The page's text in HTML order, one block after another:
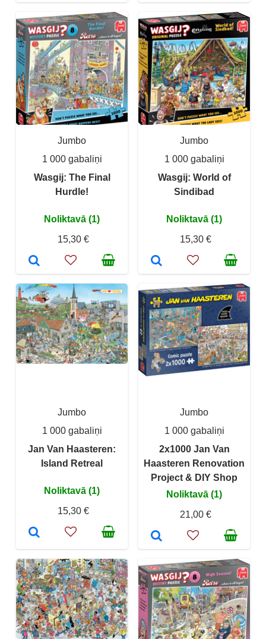
Jumbo
1 000 gabaliņi
Wasgij: The Final
Hurdle!
Noliktavā (1)
15,30 €
Jumbo
1 000 gabaliņi
Wasgij: World of
Sindibad
Noliktavā (1)
15,30 €
Jumbo
1 000 gabaliņi
Jan Van Haasteren:
Island Retreal
Noliktavā (1)
15,30 €
Jumbo
1 000 gabaliņi
2x1000 Jan Van
Haasteren Renovation
Project & DIY Shop
Noliktavā (1)
21,00 €